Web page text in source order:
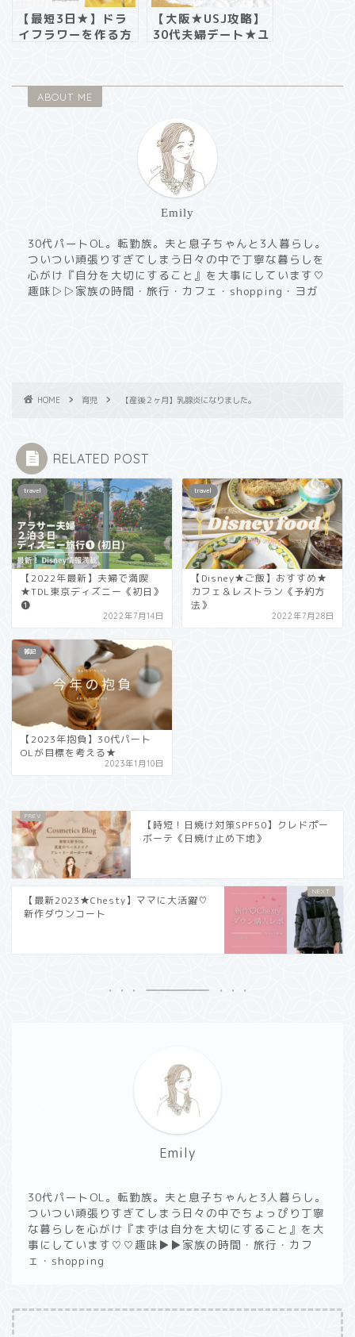
【最短3日★】ドラ
イフラワーを作る方
【大阪★USJ攻略】
30代夫婦デート★ユ
ABOUT ME
Emily
30代パートOL。転勤族。夫と息子ちゃんと3人暮らし。
ついつい頑張りすぎてしまう日々の中で丁寧な暮らしを
心がけ『自分を大切にすること』を大事にしています♡
趣味▷▷家族の時間・旅行・カフェ・shopping・ヨガ
HOME 育児 【産後２ヶ月】乳腺炎になりました。
RELATED POST
travel
【2022年最新】夫婦で満喫
★TDL東京ディズニー《初日》
❶
2022年7月14日
travel
【Disney★ご飯】おすすめ★
カフェ＆レストラン《予約方
法》
2022年7月28日
雑記
【2023年抱負】30代パート
OLが目標を考える★
2023年1月10日
【時短！日焼け対策SPF50】クレドポー
ボーテ《日焼け止め下地》
【最新2023★Chesty】ママに大活躍♡
新作ダウンコート
Emily
30代パートOL。転勤族。夫と息子ちゃんと3人暮らし。
ついつい頑張りすぎてしまう日々の中でちょっぴり丁寧
な暮らしを心がけ『まずは自分を大切にすること』を大
事にしています♡♡趣味▶︎▶︎家族の時間・旅行・カフ
ェ・shopping